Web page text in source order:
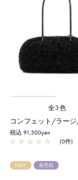
全3色
税込 91,300yen
☆ ☆ ☆ ☆ ☆ (0件)
NEW 発売前